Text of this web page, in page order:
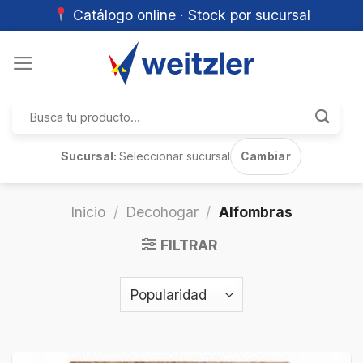
Catálogo online · Stock por sucursal
por:
Sucursal:Seleccionar sucursal Cambiar
Inicio / Decohogar / Alfombras
FILTRAR